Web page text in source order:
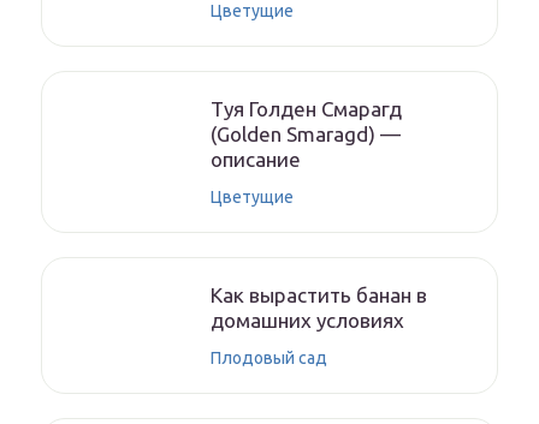
Цветущие
Туя Голден Смарагд
(Golden Smaragd) —
описание
Цветущие
Как вырастить банан в
домашних условиях
Плодовый сад